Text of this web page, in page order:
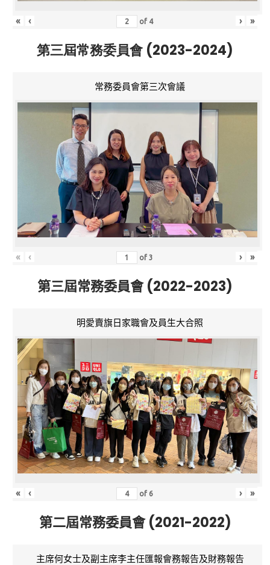
« ‹ of 4 › »
第三屆常務委員會 (2023-2024)
常務委員會第三次會議
« ‹ of3 › »
第三屆常務委員會 (2022-2023)
明愛賣旗日家職會及員生大合照
« ‹ of 6 › »
第二屆常務委員會 (2021-2022)
主席何女士及副主席李主任匯報會務報告及財務報告